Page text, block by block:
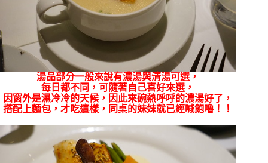
湯品部分一般來說有濃湯與清湯可選，
每日都不同，可隨著自己喜好來選，
因窗外是濕冷冷的天候，因此來碗熱呼呼的濃湯好了，
搭配上麵包，才吃這樣，同桌的妹妹就已經喊飽嚕！！